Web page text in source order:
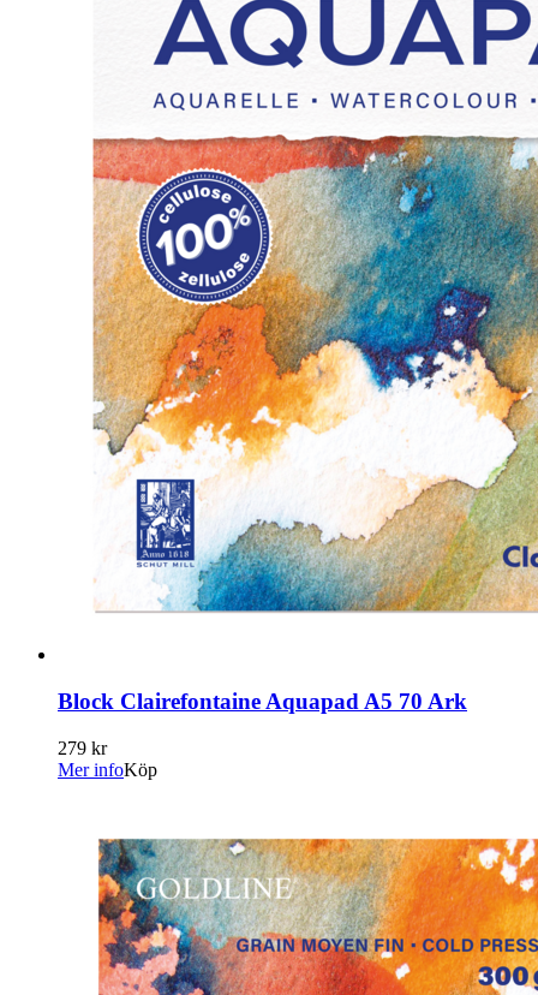
Block Clairefontaine Aquapad A5 70 Ark
279 kr
Mer infoKöp